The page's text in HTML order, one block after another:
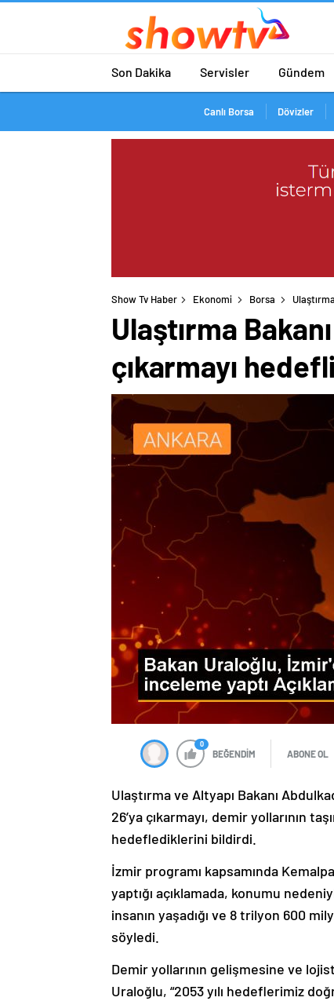
Son Dakika Servisler Gündem
Canlı Borsa Dövizler
Show Tv Haber Ekonomi Borsa
Ulaştırma
çıkarmayı
0
BEĞENDİM ABONE OL
Ulaştırma ve Altyapı Bakanı
26’ya çıkarmayı, demir yollarının
hedeflediklerini bildirdi.
İzmir programı kapsamında
yaptığı açıklamada, konumu
insanın yaşadığı ve 8 trilyon 600
söyledi.
Demir yollarının gelişmesine ve
Uraloğlu, “2053 yılı hedeflerimiz